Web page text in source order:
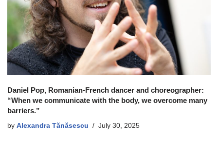
Daniel Pop, Romanian-French dancer and choreographer:
“When we communicate with the body, we overcome many
barriers.”
by Alexandra Tănăsescu July 30, 2025